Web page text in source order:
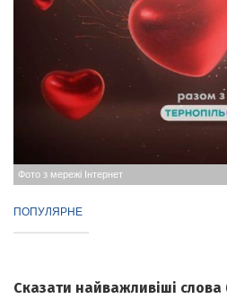
Фото з мережі Інтернет
ПОПУЛЯРНЕ
Сказати найважливіші слова